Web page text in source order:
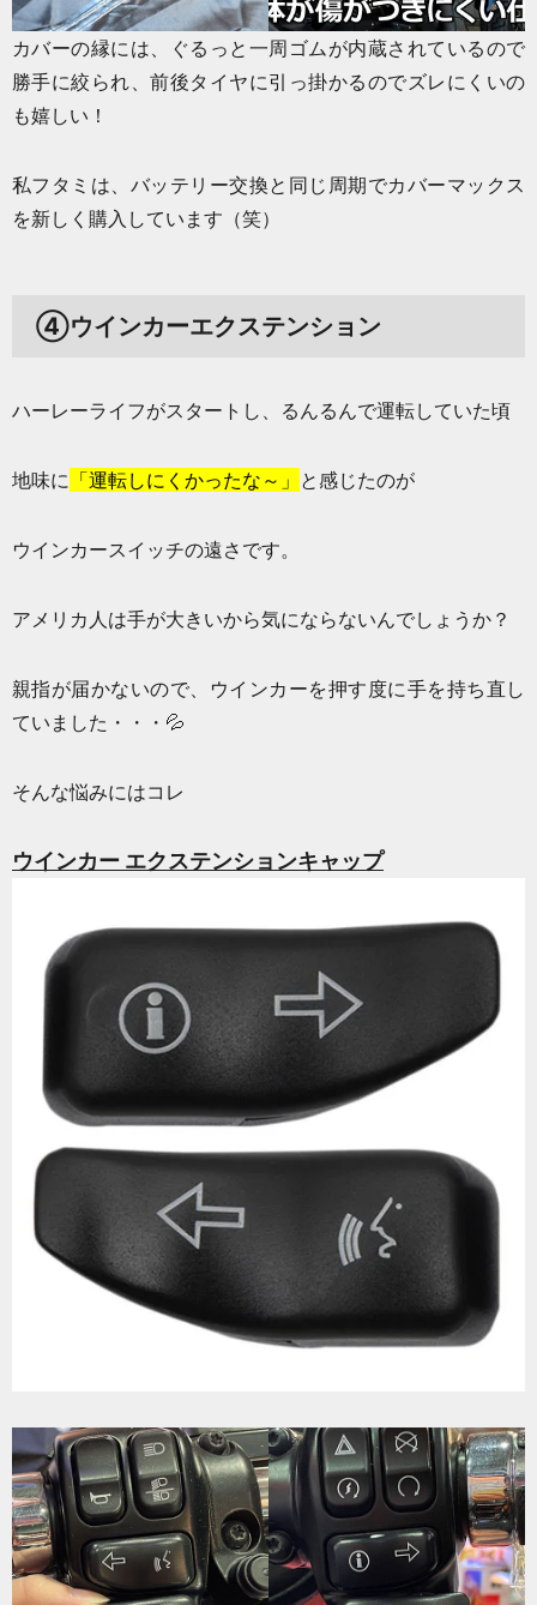
カバーの縁には、ぐるっと一周ゴムが内蔵されているので
勝手に絞られ、前後タイヤに引っ掛かるのでズレにくいの
も嬉しい！
私フタミは、バッテリー交換と同じ周期でカバーマックス
を新しく購入しています（笑）
④ウインカーエクステンション
ハーレーライフがスタートし、るんるんで運転していた頃
地味に 「運転しにくかったな～」 と感じたのが
ウインカースイッチの遠さです。
アメリカ人は手が大きいから気にならないんでしょうか？
親指が届かないので、ウインカーを押す度に手を持ち直し
ていました・・・💦
そんな悩みにはコレ
ウインカー エクステンションキャップ